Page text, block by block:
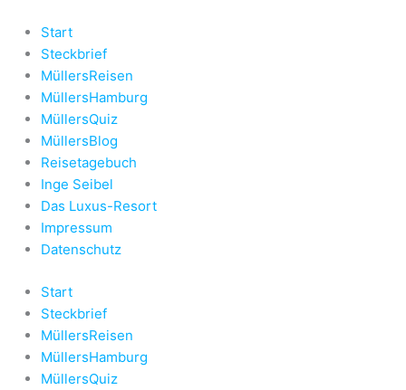
Inhalt
springen
Start
Steckbrief
MüllersReisen
MüllersHamburg
MüllersQuiz
MüllersBlog
Reisetagebuch
Inge Seibel
Das Luxus-Resort
Impressum
Datenschutz
Start
Steckbrief
MüllersReisen
MüllersHamburg
MüllersQuiz